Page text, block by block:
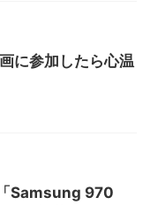
に参加したら心温
Samsung 970